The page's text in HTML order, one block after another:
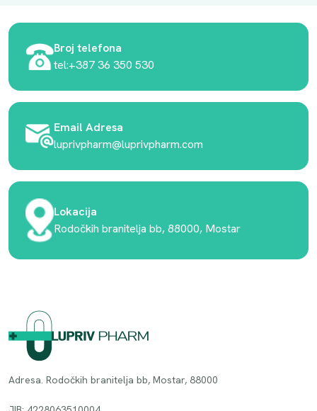
Broj telefona
tel:+387 36 350 530
Email Adresa
luprivpharm@luprivpharm.com
Lokacija
Rodočkih branitelja bb, 88000, Mostar
Adresa. Rodočkih branitelja bb, Mostar, 88000